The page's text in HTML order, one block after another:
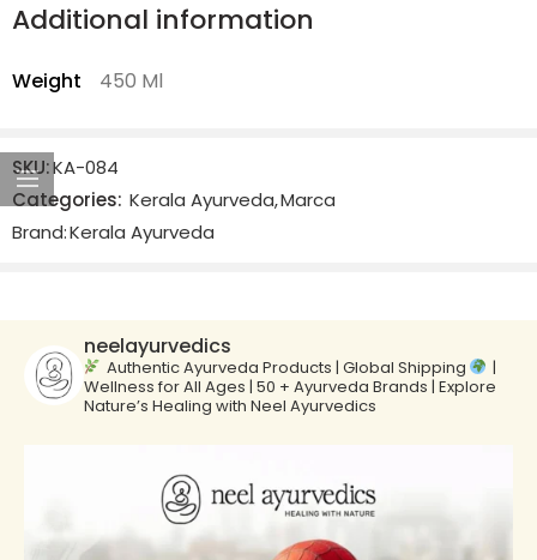
Additional information
Weight 450 Ml
SKU:KA-084
Categories: Kerala Ayurveda,Marca
Brand:Kerala Ayurveda
neelayurvedics
Authentic Ayurveda Products | Global Shipping
|
Wellness for All Ages | 50 + Ayurveda Brands | Explore
Nature’s Healing with Neel Ayurvedics